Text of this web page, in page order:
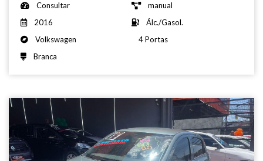
Consultar
manual
2016
Álc./Gasol.
Volkswagen
4 Portas
Branca